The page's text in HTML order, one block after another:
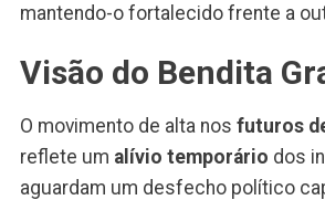
mantendo-o fortalecido frente a
Visão do Bendita
O movimento de alta nos futuros
reflete um alívio temporário dos
aguardam um desfecho político